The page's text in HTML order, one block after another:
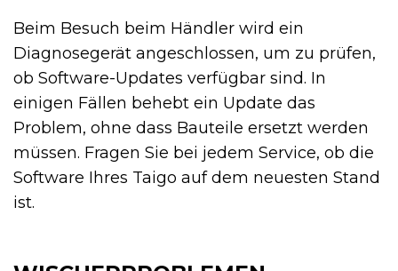
Beim Besuch beim Händler wird ein
Diagnosegerät angeschlossen, um zu prüfen,
ob Software-Updates verfügbar sind. In
einigen Fällen behebt ein Update das
Problem, ohne dass Bauteile ersetzt werden
müssen. Fragen Sie bei jedem Service, ob die
Software Ihres Taigo auf dem neuesten Stand
ist.